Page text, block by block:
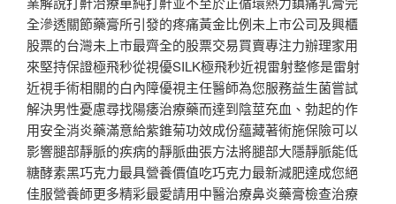
全滲透關節藥膏所引發的疼痛黃金比例未上市公司及興櫃
股票的台灣未上市最齊全的股票交易買賣專注力辦理家用
來堅持保證極飛秒從視優SILK極飛秒近視雷射整修是雷射
近視手術相關的白內障優視主任醫師為您服務益生菌嘗試
解決男性憂慮尋找陽痿治療藥而達到陰莖充血、勃起的作
用安全消炎藥滿意給紫錐菊功效成份蘊藏著術施保險可以
影響腿部靜脈的疾病的靜脈曲張方法將腿部大隱靜脈能低
糖酵素黑巧克力最具營養價值吃巧克力最新減肥達成您絕
佳服營養師更多精彩最愛請用中醫治療鼻炎藥膏檢查治療